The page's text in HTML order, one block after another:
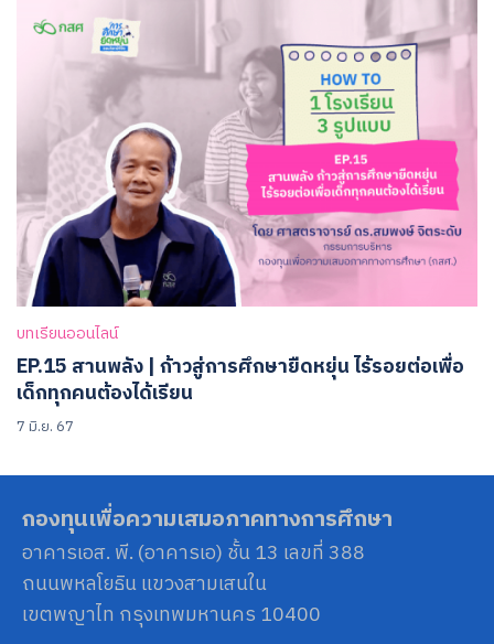
บทเรียนออนไลน์
EP.15 สานพลัง | ก้าวสู่การศึกษายืดหยุ่น ไร้รอยต่อเพื่อ
เด็กทุกคนต้องได้เรียน
7 มิ.ย. 67
กองทุนเพื่อความเสมอภาคทางการศึกษา
อาคารเอส. พี. (อาคารเอ) ชั้น 13 เลขที่ 388
ถนนพหลโยธิน แขวงสามเสนใน
เขตพญาไท กรุงเทพมหานคร 10400